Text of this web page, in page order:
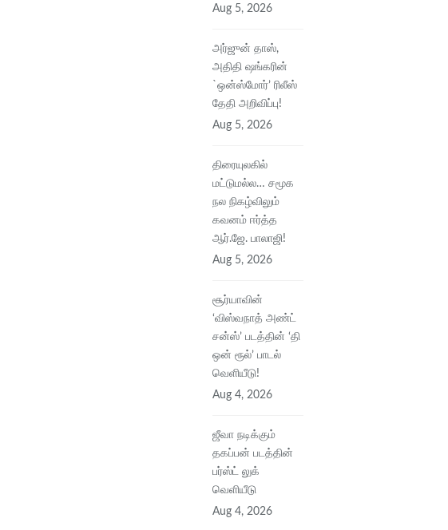
Aug 5, 2026
அர்ஜுன் தாஸ்,
அதிதி ஷங்கரின்
`ஒன்ஸ்மோர்’ ரிலீஸ்
தேதி அறிவிப்பு!
Aug 5, 2026
திரையுலகில்
மட்டுமல்ல… சமூக
நல நிகழ்விலும்
கவனம் ஈர்த்த
ஆர்.ஜே. பாலாஜி!
Aug 5, 2026
சூர்யாவின்
‘விஸ்வநாத் அண்ட்
சன்ஸ்’ படத்தின் ‘தி
ஒன் ரூல்’ பாடல்
வெளியீடு!
Aug 4, 2026
ஜீவா நடிக்கும்
தகப்பன் படத்தின்
பர்ஸ்ட் லுக்
வெளியீடு
Aug 4, 2026